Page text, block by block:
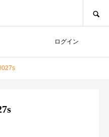
ログイン